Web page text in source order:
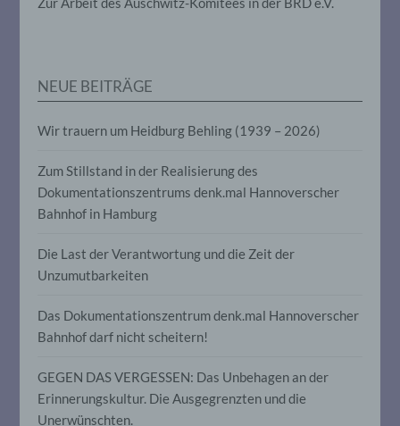
NEUE BEITRÄGE
Wir trauern um Heidburg Behling (1939 – 2026)
Zum Stillstand in der Realisierung des
Dokumentationszentrums denk.mal Hannoverscher
Bahnhof in Hamburg
Die Last der Verantwortung und die Zeit der
Unzumutbarkeiten
Das Dokumentationszentrum denk.mal Hannoverscher
Bahnhof darf nicht scheitern!
GEGEN DAS VERGESSEN: Das Unbehagen an der
Erinnerungskultur. Die Ausgegrenzten und die
Unerwünschten.
Person beziehen, zu bewerten,
insbesondere, um Aspekte bezüglich
Gesundheit, persönlicher Vorlieben,
Interessen, Zuverlässigkeit, Verhalten,
natürlichen Person zu analysieren oder
vorherzusagen.
f) Pseudonymisierung
auf welche die personenbezogenen Daten
ohne Hinzuziehung zusätzlicher
spezifischen betroffenen Person
zugeordnet werden können, sofern diese
zusätzlichen Informationen gesondert
aufbewahrt werden und technischen und